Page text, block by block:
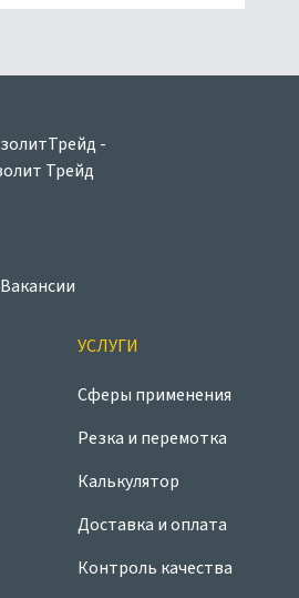
Вакансии
УСЛУГИ
Сферы применения
Резка и перемотка
Калькулятор
Доставка и оплата
Контроль качества